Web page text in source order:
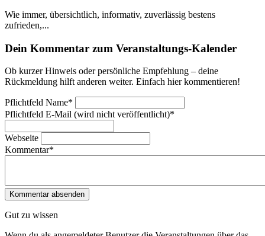
Wie immer, übersichtlich, informativ, zuverlässig bestens
zufrieden,...
Dein Kommentar zum Veranstaltungs-Kalender
Ob kurzer Hinweis oder persönliche Empfehlung – deine
Rückmeldung hilft anderen weiter. Einfach hier kommentieren!
Pflichtfeld Name*
Pflichtfeld E-Mail (wird nicht veröffentlicht)*
Webseite
Kommentar*
Gut zu wissen